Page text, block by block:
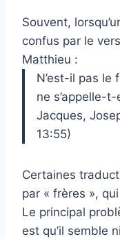
Souvent,
confus par le
Matthieu :
N’est-il pas le
ne s’appelle-
Jacques,
13:55)
Certaines
par « frères »,
Le principal
est qu’il semble